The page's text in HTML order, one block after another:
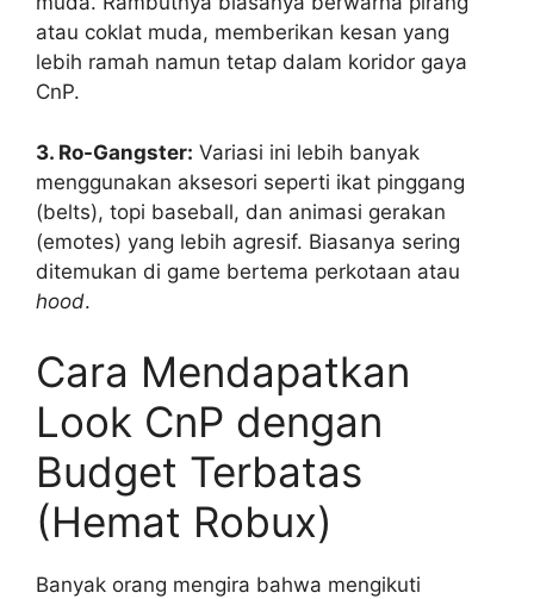
atau coklat muda, memberikan kesan yang
lebih ramah namun tetap dalam koridor gaya
CnP.
3. Ro-Gangster: Variasi ini lebih banyak
menggunakan aksesori seperti ikat pinggang
(belts), topi baseball, dan animasi gerakan
(emotes) yang lebih agresif. Biasanya sering
ditemukan di game bertema perkotaan atau
hood.
Cara Mendapatkan
Look CnP dengan
Budget Terbatas
(Hemat Robux)
Banyak orang mengira bahwa mengikuti